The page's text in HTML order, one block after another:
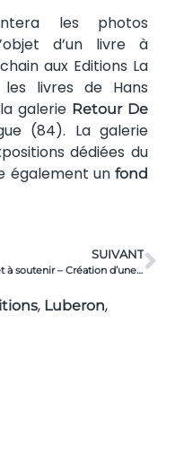
les photos
d’un livre à
aux Editions La
livres de Hans
galerie Retour De
(84). La galerie
dédiées du
également un fond
SUIVANT
Projet à soutenir – Création d’une fromagerie bio (83)
, Luberon,